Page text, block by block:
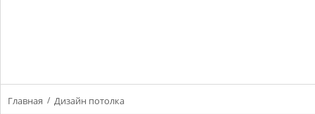
Главная Дизайн потолка